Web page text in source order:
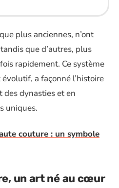
plus anciennes, n’ont
que d’autres, plus
rapidement. Ce système
a façonné l’histoire
des dynasties et en
uniques.
couture : un symbole
un art né au cœur